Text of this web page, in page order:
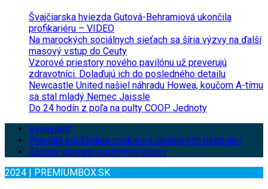
Švajčiarska hviezda Gutová-Behramiová ukončila
profikariéru – VIDEO
Na marockých sociálnych sieťach sa šíria výzvy na ďalší
masový vstup do Ceuty
Vzorové priestory nového pavilónu už preverujú
zdravotníci. Dolaďujú ich do posledného detailu
Newcastle United našiel náhradu Howea, koučom A-tímu
sa stal mladý Nemec Jaissle
Do 24 hodín z poľa na pulty COOP Jednoty
Vydavateľ
Pravidlá používania cookies a obdobných nástrojov
Zásady ochrany osobných údajov
2024 | PREMIUMBOX.SK